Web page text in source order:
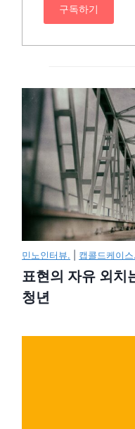
구독하기
민노인터뷰. 캡콜드케이스.
표현의 자유 외치
청년